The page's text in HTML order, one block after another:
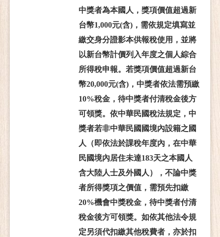
中獎者為本國人，獎項價值超過新
台幣1,000元(含)，需依規定填寫並
繳交身分證影本供報稅使用，並將
以新台幣計價列入年度之個人綜合
所得稅申報。若獎項價值超過新台
幣20,000元(含)，中獎者依法需預繳
10%稅金，待中獎者付清稅金後方
可領獎。依中華民國稅法規定，中
獎者若非中華民國國境內設籍之國
人（即依法於課稅年度內，在中華
民國境內居住未達183天之本國人
含大陸人士及外國人），不論中獎
者所得獎項之價值，需預先扣繳
20%機會中獎稅金，待中獎者付清
稅金後方可領獎。如依其他法令規
定另須代扣繳其他稅費者，亦於扣